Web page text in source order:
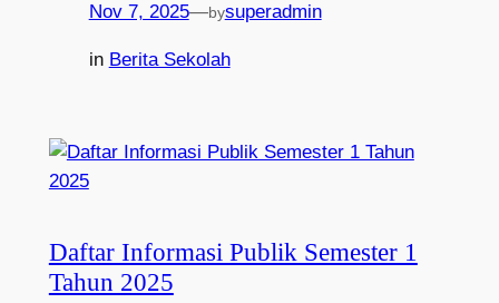
Nov 7, 2025—bysuperadmin
in Berita Sekolah
Daftar Informasi Publik Semester 1
Tahun 2025